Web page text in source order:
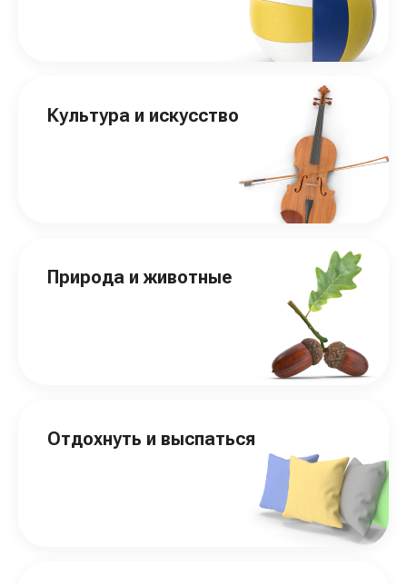
Культура и искусство
Природа и животные
Отдохнуть и выспаться